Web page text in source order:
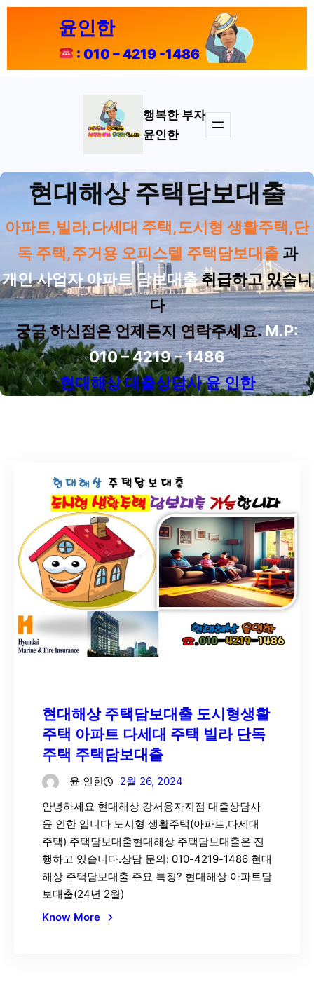
콘
윤인한
: 010 – 4219 -1486
행복한 부자
윤인한
현대해상 주택담보대출
아파트,빌라,다세대 주택,도시형 생활주택,단
독 주택,주거용 오피스텔 주택담보대출과
개인 사업자 아파트 담보대출취급하고 있습니
다
궁금 하신점은 언제든지 연락주세요.M.P:
010 – 4219 – 1486
현대해상 대출상담사 윤 인한
현대해상 주택담보대출 도시형생활
주택 아파트 다세대 주택 빌라 단독
주택 주택담보대출
윤 인한
2월 26, 2024
안녕하세요 현대해상 강서융자지점 대출상담사
윤 인한 입니다 도시형 생활주택(아파트,다세대
주택) 주택담보대출현대해상 주택담보대출은 진
행하고 있습니다.상담 문의: 010-4219-1486 현대
해상 주택담보대출 주요 특징? 현대해상 아파트담
보대출(24년 2월)
Know More